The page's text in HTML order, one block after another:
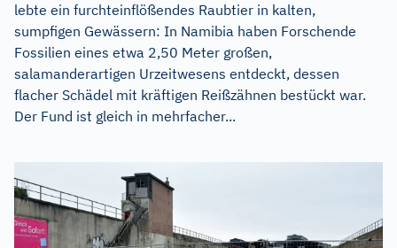
lebte ein furchteinflößendes Raubtier in kalten,
sumpfigen Gewässern: In Namibia haben Forschende
Fossilien eines etwa 2,50 Meter großen,
salamanderartigen Urzeitwesens entdeckt, dessen
flacher Schädel mit kräftigen Reißzähnen bestückt war.
Der Fund ist gleich in mehrfacher...